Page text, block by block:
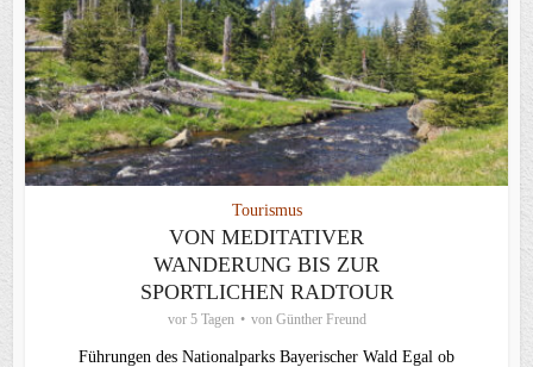
Tourismus
VON MEDITATIVER
WANDERUNG BIS ZUR
SPORTLICHEN RADTOUR
vor 5 Tagen von Günther Freund
Führungen des Nationalparks Bayerischer Wald Egal ob